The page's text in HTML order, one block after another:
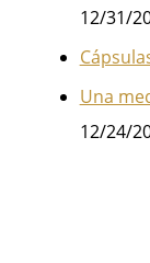
12/31/
Una
12/24/